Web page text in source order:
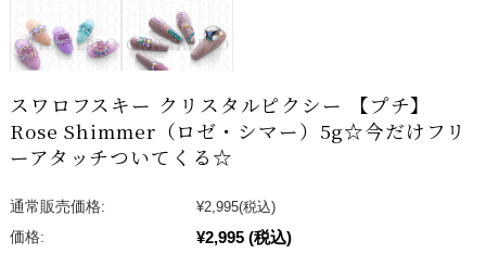
スワロフスキー クリスタルピクシー 【プチ】
Rose Shimmer（ロゼ・シマー）5g☆今だけフリ
ーアタッチついてくる☆
通常販売価格: ¥2,995(税込)
価格:
¥2,995 (税込)